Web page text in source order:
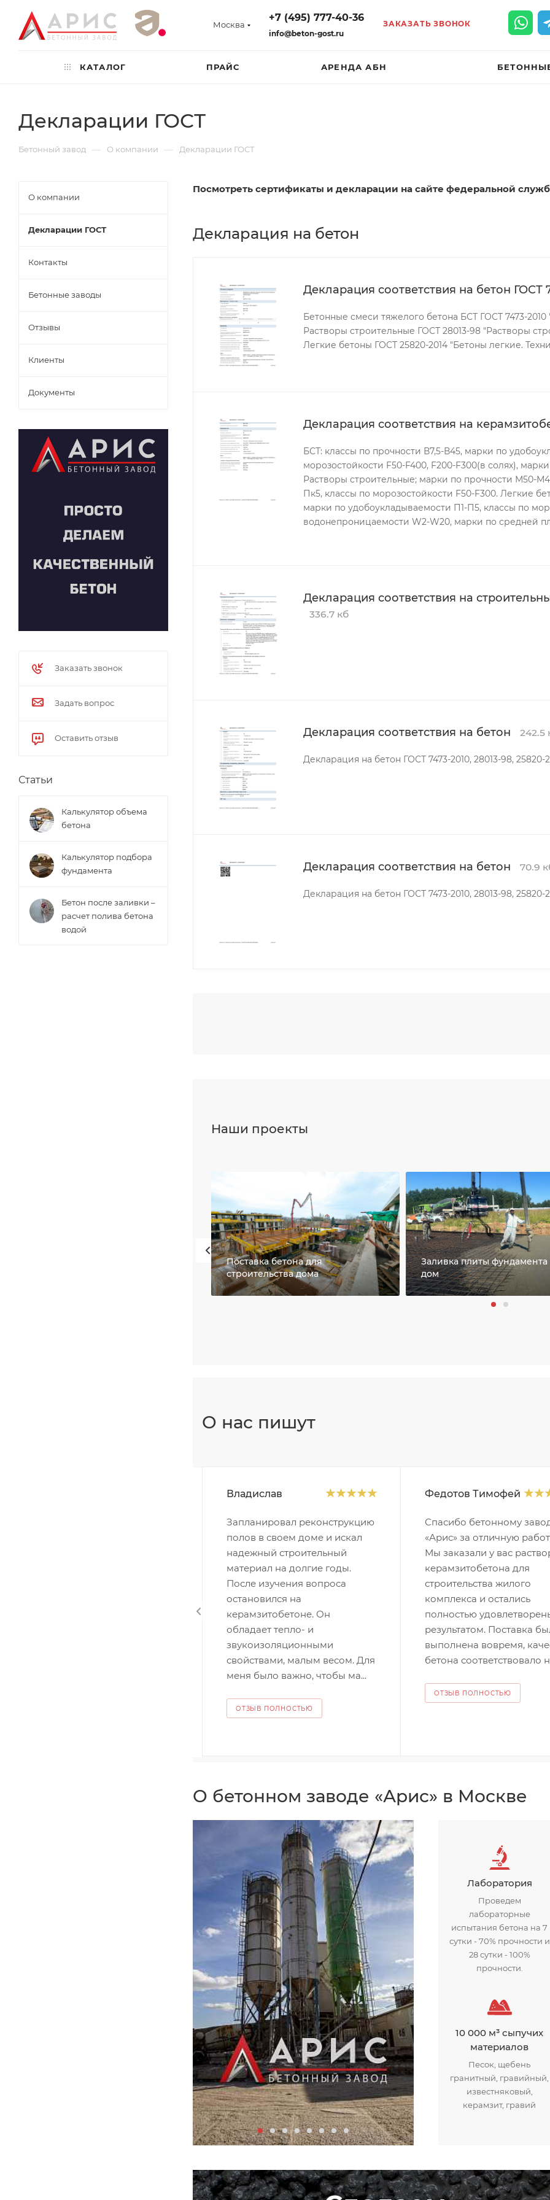
Москва
+7 (495) 777-40-36
info@beton-gost.ru
ЗАКАЗАТЬ ЗВОНОК
КАТАЛОГ ПРАЙС АРЕНДА АБН
Декларации ГОСТ
Бетонный завод — О компании — Декларации ГОСТ
Посмотреть сертификаты и декларации на сайте федеральной
Декларация на бетон
Декларация соответствия на бетон ГОСТ
Бетонные смеси тяжелого бетона БСТ ГОСТ 7473-
Растворы строительные ГОСТ 28013-98 "Растворы
Легкие бетоны ГОСТ 25820-2014 "Бетоны легкие.
Декларация соответствия на
БСТ: классы по прочности В7,5-В45, марки по
морозостойкости F50-F400, F200-F300(в солях),
Растворы строительные; марки по прочности М50-
Пк5, классы по морозостойкости F50-F300. Легкие
марки по удобоукладываемости П1-П5, классы по
водонепроницаемости W2-W20, марки по средней
Декларация соответствия на
336.7 кб
Декларация соответствия на бетон 242.5
Декларация на бетон ГОСТ 7473-2010, 28013-98, 25820-
Декларация соответствия на бетон 70.9
Декларация на бетон ГОСТ 7473-2010, 28013-98, 25820-
Наши проекты
Поставка бетона для
строительства дома
Заливка плиты фундамента
дом
О нас пишут
Владислав
Запланировал реконструкцию
полов в своем доме и искал
надежный строительный
материал на долгие годы.
После изучения вопроса
остановился на
керамзитобетоне. Он
обладает тепло- и
звукоизоляционными
свойствами, малым весом. Для
меня было важно, чтобы ма...
ОТЗЫВ ПОЛНОСТЬЮ
Федотов Тимофей
Спасибо бетонному
«Арис» за отличную
Мы заказали у вас
керамзитобетона для
строительства жилого
комплекса и остались
полностью
результатом. Поставка
выполнена вовремя,
бетона соответствовало
ОТЗЫВ ПОЛНОСТЬЮ
О бетонном заводе «Арис» в Москве
Лаборатория
Проведем
лабораторные
испытания бетона на 7
сутки - 70% прочности и
28 сутки - 100%
прочности.
10 000 м³ сыпучих
материалов
Песок, щебень
гранитный, гравийный,
известняковый,
керамзит, гравий
О компании
Декларации ГОСТ
Контакты
Бетонные заводы
Отзывы
Клиенты
Документы
Заказать звонок
Задать вопрос
Оставить отзыв
Статьи
Калькулятор объема
бетона
Калькулятор подбора
фундамента
Бетон после заливки –
расчет полива бетона
водой